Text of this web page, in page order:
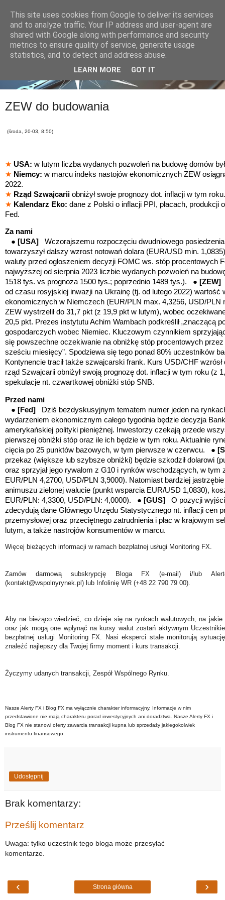
ZEW do budowania
(środa, 20-03, 8:50)
★ USA: w lutym liczba wydanych pozwoleń na budowę domów
★ Niemcy: w marcu indeks nastojów ekonomicznych ZEW
2022.
★ Rząd Szwajcarii obniżył swoje prognozy dot. inflacji w tym roku.
★ Kalendarz Eko: dane z Polski o inflacji PPI, płacach, produkcji
Fed.
Za nami
● [USA] Wczorajszemu rozpoczęciu dwudniowego
towarzyszył dalszy wzrost notowań dolara (EUR/USD min.
waluty przed ogłoszeniem decyzji FOMC ws. stóp procentowych
najwyższej od sierpnia 2023 liczbie wydanych pozwoleń na
1518 tys. vs prognoza 1500 tys.; poprzednio 1489 tys.). ●
od czasu rosyjskiej inwazji na Ukrainę (tj. od lutego 2022) wartość
ekonomicznych w Niemczech (EUR/PLN max. 4,3256, USD/PLN
ZEW wystrzelił do 31,7 pkt (z 19,9 pkt w lutym), wobec
20,5 pkt. Prezes instytutu Achim Wambach podkreślił „znaczącą
gospodarczych wobec Niemiec. Kluczowym czynnikiem
się powszechne oczekiwanie na obniżkę stóp procentowych
sześciu miesięcy”. Spodziewa się tego ponad 80% uczestników
Kontynencie tracił także szwajcarski frank. Kurs USD/CHF
rząd Szwajcarii obniżył swoją prognozę dot. inflacji w tym roku (z
spekulacje nt. czwartkowej obniżki stóp SNB.
Przed nami
● [Fed]
Dziś bezdyskusyjnym tematem numer jeden na
wydarzeniem ekonomicznym całego tygodnia będzie decyzja
amerykańskiej polityki pieniężnej. Inwestorzy czekają przede
pierwszej obniżki stóp oraz ile ich będzie w tym roku. Aktualnie
cięcia po 25 punktów bazowych, w tym pierwsze w czerwcu. ●
przekaz (większe lub szybsze obniżki) będzie szkodził dolarowi
oraz sprzyjał jego rywalom z G10 i rynków wschodzących, w tym
EUR/PLN 4,2700, USD/PLN 3,9000). Natomiast bardziej
animuszu zielonej walucie (punkt wsparcia EUR/USD 1,0830),
EUR/PLN: 4,3300, USD/PLN: 4,0000).
● [GUS] O pozycji
zdecydują dane Głównego Urzędu Statystycznego nt. inflacji cen
przemysłowej oraz przeciętnego zatrudnienia i płac w krajowym
lutym, a także nastrojów konsumentów w marcu.
Więcej bieżących informacji w ramach bezpłatnej usługi Monitoring FX.
Zamów darmową subskrypcję Bloga FX (e-mail) i/lub
(kontakt@wspolnyrynek.pl) lub Infolinię WR (+48 22 790 79 00).
Aby na bieżąco wiedzieć, co dzieje się na rynkach walutowych, na
oraz jak mogą one wpłynąć na kursy walut zostań aktywnym
bezpłatnej usługi Monitoring FX. Nasi eksperci stale monitorują
znaleźć najlepszy dla Twojej firmy moment i kurs transakcji.
Życzymy udanych transakcji, Zespół Wspólnego Rynku.
Nasze Alerty FX i Blog FX ma wyłącznie charakter informacyjny. Informacje w nim
przedstawione nie mają charakteru porad inwestycyjnych ani doradztwa. Nasze Alerty FX i
Blog FX nie stanowi oferty zawarcia transakcji kupna lub sprzedaży jakiegokolwiek
instrumentu finansowego.
Udostępnij
Brak komentarzy:
Prześlij komentarz
Uwaga: tylko uczestnik tego bloga może przesyłać
komentarze.
‹ ›
Strona główna
This site uses cookies from Google to deliver its services
and to analyze traffic. Your IP address and user-agent are
shared with Google along with performance and security
metrics to ensure quality of service, generate usage
statistics, and to detect and address abuse.
LEARN MORE GOT IT